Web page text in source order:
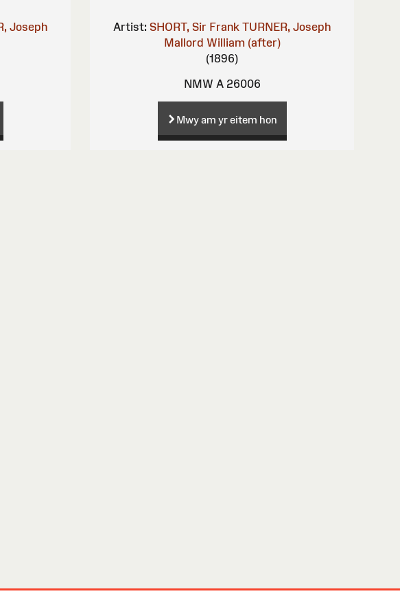
Joseph
Artist: SHORT, Sir Frank TURNER, Joseph
Mallord William (after)
(1896)
NMW A 26006
Mwy am yr eitem hon